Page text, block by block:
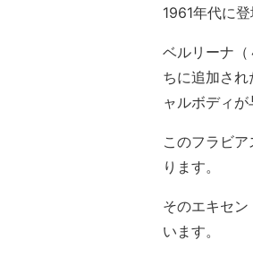
1961年代に
ベルリーナ
ちに追加さ
ャルボディが
このフラビ
ります。
そのエキセ
います。